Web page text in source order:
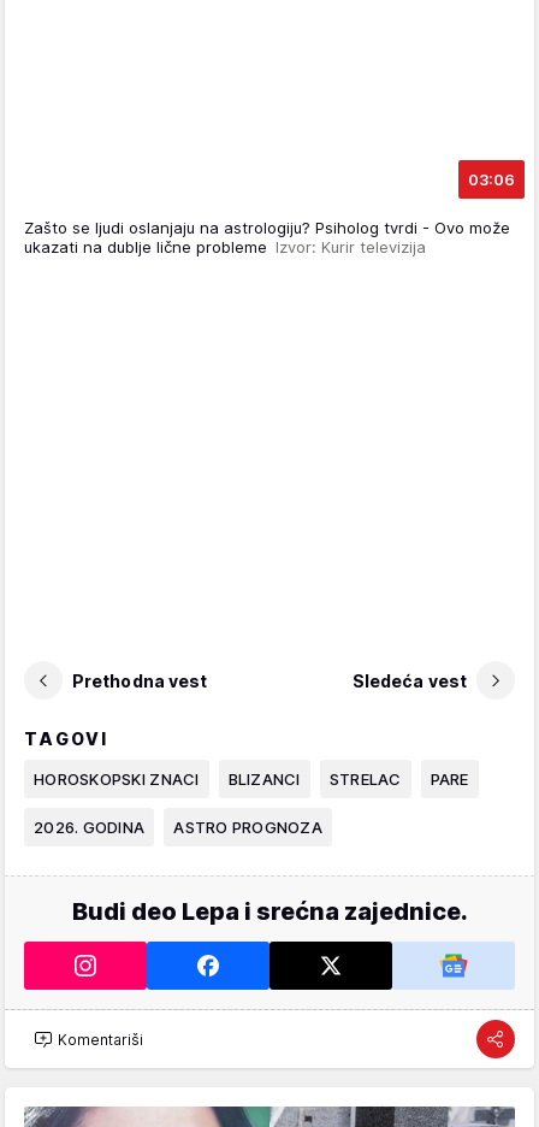
03:06
Zašto se ljudi oslanjaju na astrologiju? Psiholog tvrdi - Ovo može
ukazati na dublje lične probleme Izvor: Kurir televizija
Prethodna vest Sledeća vest
TAGOVI
HOROSKOPSKI ZNACI BLIZANCI STRELAC PARE
2026. GODINA ASTRO PROGNOZA
Budi deo Lepa i srećna zajednice.
Komentariši